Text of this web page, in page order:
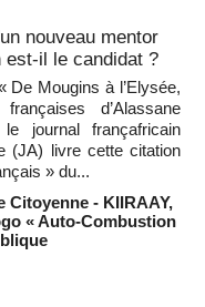
au Moyen-Orient,
Machar sollicitent un
relance la coopération
ravive les
nouveau mentor
est-il le candidat ?
De Mougins à l’Elysée,
d’Alassane
journal françafricain
(JA) livre cette citation
» du...
Citoyenne - KIIRAAY,
« Auto-Combustion